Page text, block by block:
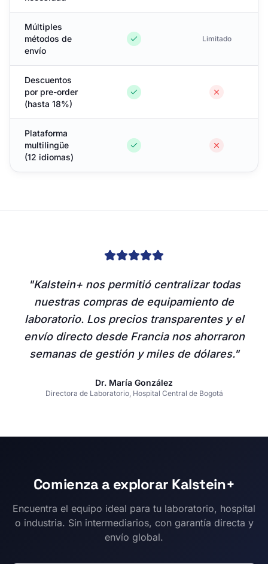
Múltiples
métodos de
envío
Limitado
Descuentos
por pre-order
(hasta 18%)
Plataforma
multilingüe
(12 idiomas)
"Kalstein+ nos permitió centralizar todas
nuestras compras de equipamiento de
laboratorio. Los precios transparentes y el
envío directo desde Francia nos ahorraron
semanas de gestión y miles de dólares."
Dr. María González
Directora de Laboratorio, Hospital Central de Bogotá
Comienza a explorar Kalstein+
Encuentra el equipo ideal para tu laboratorio, hospital
o industria. Sin intermediarios, con garantía directa y
envío global.